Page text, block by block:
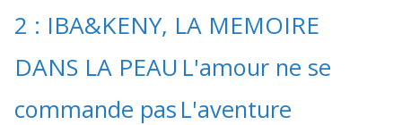
2 : IBA&KENY, LA MEMOIRE
DANS LA PEAU L'amour ne se
commande pas L'aventure